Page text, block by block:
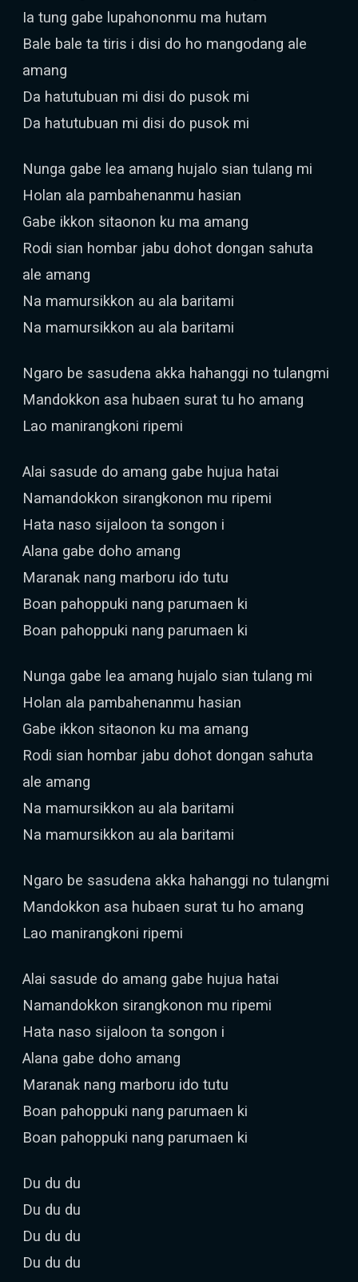
Ia tung gabe lupahononmu ma hutam
Bale bale ta tiris i disi do ho mangodang ale
amang
Da hatutubuan mi disi do pusok mi
Da hatutubuan mi disi do pusok mi
Nunga gabe lea amang hujalo sian tulang mi
Holan ala pambahenanmu hasian
Gabe ikkon sitaonon ku ma amang
Rodi sian hombar jabu dohot dongan sahuta
ale amang
Na mamursikkon au ala baritami
Na mamursikkon au ala baritami
Ngaro be sasudena akka hahanggi no tulangmi
Mandokkon asa hubaen surat tu ho amang
Lao manirangkoni ripemi
Alai sasude do amang gabe hujua hatai
Namandokkon sirangkonon mu ripemi
Hata naso sijaloon ta songon i
Alana gabe doho amang
Maranak nang marboru ido tutu
Boan pahoppuki nang parumaen ki
Boan pahoppuki nang parumaen ki
Nunga gabe lea amang hujalo sian tulang mi
Holan ala pambahenanmu hasian
Gabe ikkon sitaonon ku ma amang
Rodi sian hombar jabu dohot dongan sahuta
ale amang
Na mamursikkon au ala baritami
Na mamursikkon au ala baritami
Ngaro be sasudena akka hahanggi no tulangmi
Mandokkon asa hubaen surat tu ho amang
Lao manirangkoni ripemi
Alai sasude do amang gabe hujua hatai
Namandokkon sirangkonon mu ripemi
Hata naso sijaloon ta songon i
Alana gabe doho amang
Maranak nang marboru ido tutu
Boan pahoppuki nang parumaen ki
Boan pahoppuki nang parumaen ki
Du du du
Du du du
Du du du
Du du du